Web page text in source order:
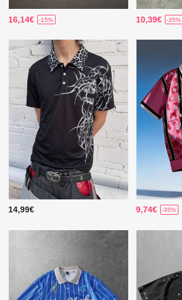
16,14€ -15% 10,39€ -35%
14,99€ 9,74€ -35%